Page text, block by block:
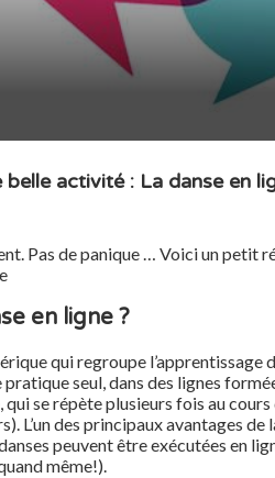
activité : La danse en
Pas de panique … Voici un petit
en ligne ?
qui regroupe l’apprentissage
seul, dans des lignes
se répète plusieurs fois au cours
L’un des principaux avantages de
peuvent être exécutées en
même!).